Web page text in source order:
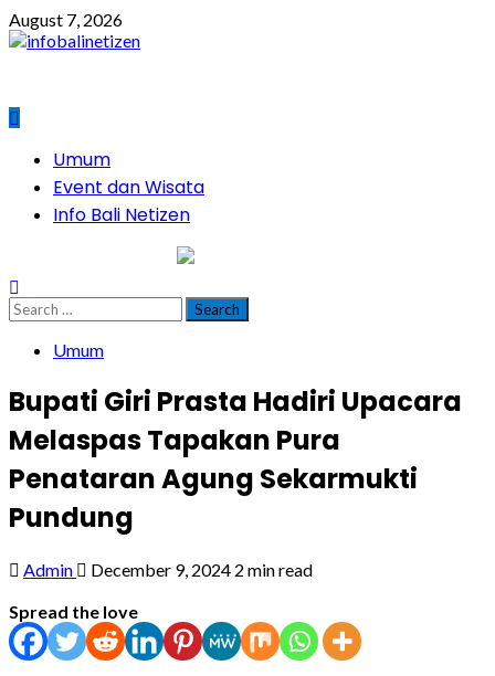
Skip
to
August 7, 2026
PrimaryUmum
Event dan Wisata
Info Bali Netizen
Search
for:
Umum
Bupati Giri Prasta Hadiri Upacara
Melaspas Tapakan Pura
Penataran Agung Sekarmukti
Pundung
Admin December 9, 2024 2 min read
Spread the love